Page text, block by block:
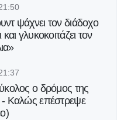
ψάχνει τον διάδοχο
γλυκοκοιτάζει τον
ο δρόμος της
- Καλώς επέστρεψε